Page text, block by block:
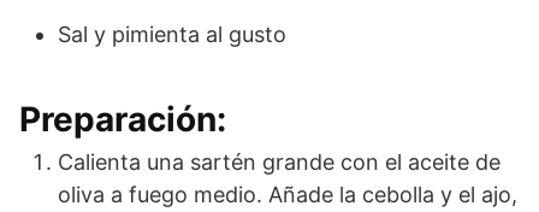
Sal y pimienta al gusto
Preparación:
Calienta una sartén grande con el aceite de
oliva a fuego medio. Añade la cebolla y el ajo,